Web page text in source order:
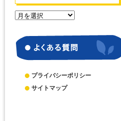
月
ー
カ
プライバシーポリシー
サイトマップ